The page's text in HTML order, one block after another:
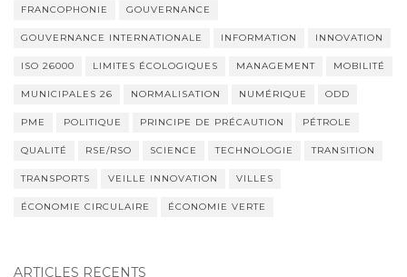
FRANCOPHONIE GOUVERNANCE
GOUVERNANCE INTERNATIONALE INFORMATION INNOVATION
ISO 26000 LIMITES ÉCOLOGIQUES MANAGEMENT MOBILITÉ
MUNICIPALES 26 NORMALISATION NUMÉRIQUE ODD
PME POLITIQUE PRINCIPE DE PRÉCAUTION PÉTROLE
QUALITÉ RSE/RSO SCIENCE TECHNOLOGIE TRANSITION
TRANSPORTS VEILLE INNOVATION VILLES
ÉCONOMIE CIRCULAIRE ÉCONOMIE VERTE
ARTICLES RÉCENTS